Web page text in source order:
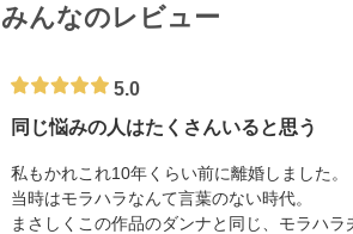
みんなのレビュー
5.0
同じ悩みの人はたくさんいると思う
私もかれこれ10年くらい前に離婚しました。
当時はモラハラなんて言葉のない時代。
まさしくこの作品のダンナと同じ、モラハラ